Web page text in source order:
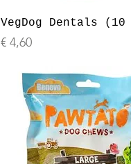
VegDog Dentals (10
Prijs
€ 4,60